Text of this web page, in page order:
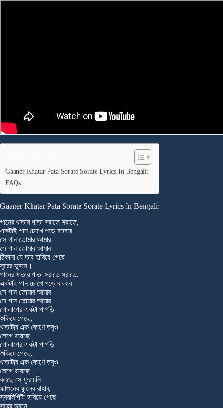
Gaaner Khatar Pata Sorate Sorate Lyrics In Bengali:
FAQs:
Gaaner Khatar Pata Sorate Sorate Lyrics In Bengali:
গানের খাতার পাতা সরাতে সরাতে,
একটাই গান চোখে পড়ে বারবার
সে গান তোমার আমার
সে গান তোমার আমার
ঠিকানা যে তার হারিয়ে গেছে
সুরের ভুবনে।
গানের খাতার পাতা সরাতে সরাতে,
একটাই গান চোখে পড়ে বারবার
সে গান তোমার আমার
সে গান তোমার আমার
গোলাপের একটা পাপড়ি
শুকিয়ে গেছে,
খাতাটার এক কোণে তবুও
লেগে রয়েছে
গোলাপের একটা পাপড়ি
শুকিয়ে গেছে,
খাতাটার এক কোণে তবুও
লেগে রয়েছে
বলছে সে ফুরায়নি
ফাগুনের ফুলের বাহার,
স্বরলিপিটা হারিয়ে গেছে
সুরের ভুবনে